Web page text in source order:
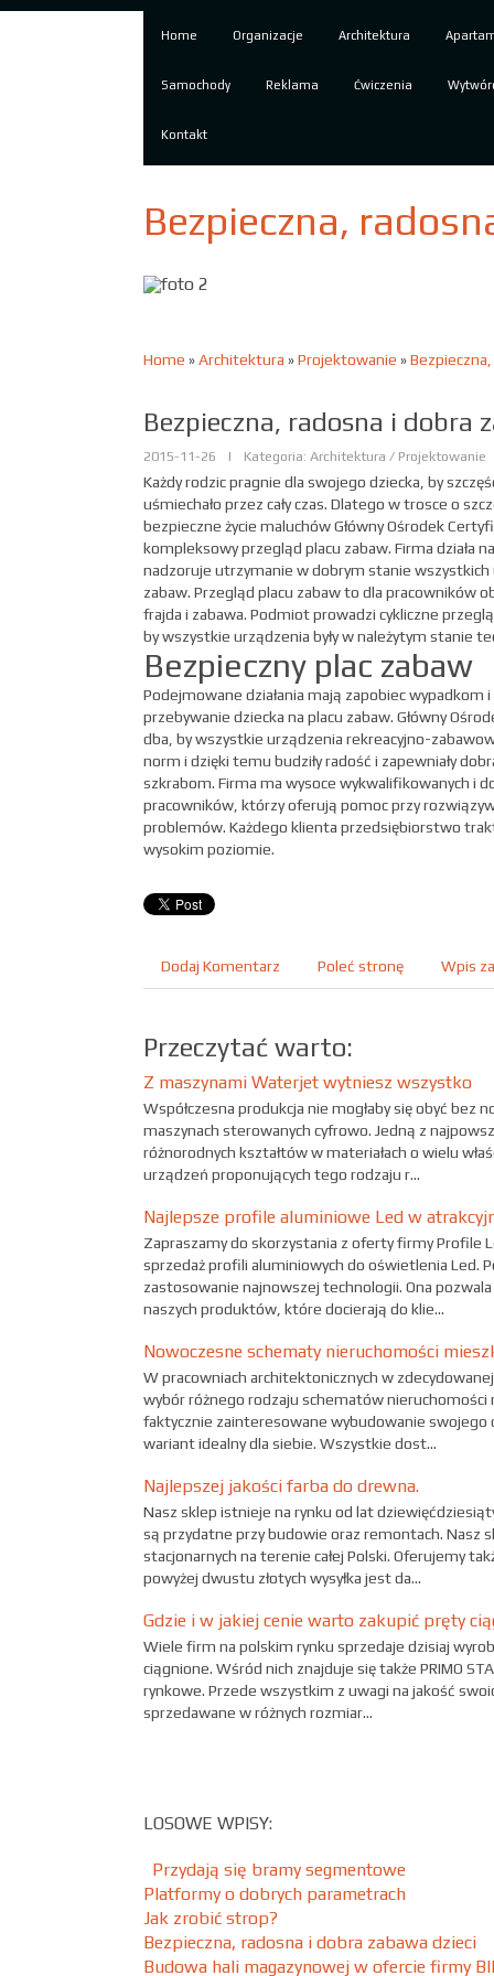
Home Organizacje Architektura
Samochody Reklama Ćwiczenia
Kontakt
Bezpieczna,
Home »Architektura »Projektowanie »
Bezpieczna, radosna i dobra
2015-11-26 | Kategoria: Architektura / Projektowanie
Każdy rodzic pragnie dla swojego dziecka, by
uśmiechało przez cały czas. Dlatego w trosce o
bezpieczne życie maluchów Główny Ośrodek
kompleksowy przegląd placu zabaw. Firma działa
nadzoruje utrzymanie w dobrym stanie wszystkich
zabaw. Przegląd placu zabaw to dla pracowników
frajda i zabawa. Podmiot prowadzi cykliczne
by wszystkie urządzenia były w należytym stanie
Bezpieczny plac zabaw
Podejmowane działania mają zapobiec wypadkom
przebywanie dziecka na placu zabaw. Główny
dba, by wszystkie urządzenia rekreacyjno-
norm i dzięki temu budziły radość i zapewniały
szkrabom. Firma ma wysoce wykwalifikowanych i
pracowników, którzy oferują pomoc przy
problemów. Każdego klienta przedsiębiorstwo
wysokim poziomie.
Dodaj Komentarz Poleć stronę Wpis
Przeczytać warto:
Z maszynami Waterjet wytniesz wszystko
Współczesna produkcja nie mogłaby się obyć bez
maszynach sterowanych cyfrowo. Jedną z
różnorodnych kształtów w materiałach o wielu
urządzeń proponujących tego rodzaju r...
Najlepsze profile aluminiowe Led w
Zapraszamy do skorzystania z oferty firmy Profile
sprzedaż profili aluminiowych do oświetlenia Led.
zastosowanie najnowszej technologii. Ona
naszych produktów, które docierają do klie...
Nowoczesne schematy nieruchomości
W pracowniach architektonicznych w
wybór różnego rodzaju schematów nieruchomości
faktycznie zainteresowane wybudowanie
wariant idealny dla siebie. Wszystkie dost...
Najlepszej jakości farba do drewna.
Nasz sklep istnieje na rynku od lat
są przydatne przy budowie oraz remontach. Nasz
stacjonarnych na terenie całej Polski. Oferujemy
powyżej dwustu złotych wysyłka jest da...
Gdzie i w jakiej cenie warto zakupić pręty
Wiele firm na polskim rynku sprzedaje dzisiaj
ciągnione. Wśród nich znajduje się także PRIMO
rynkowe. Przede wszystkim z uwagi na jakość
sprzedawane w różnych rozmiar...
LOSOWE WPISY:
Przydają się bramy segmentowe
Platformy o dobrych parametrach
Jak zrobić strop?
Bezpieczna, radosna i dobra zabawa dzieci
Budowa hali magazynowej w ofercie firmy